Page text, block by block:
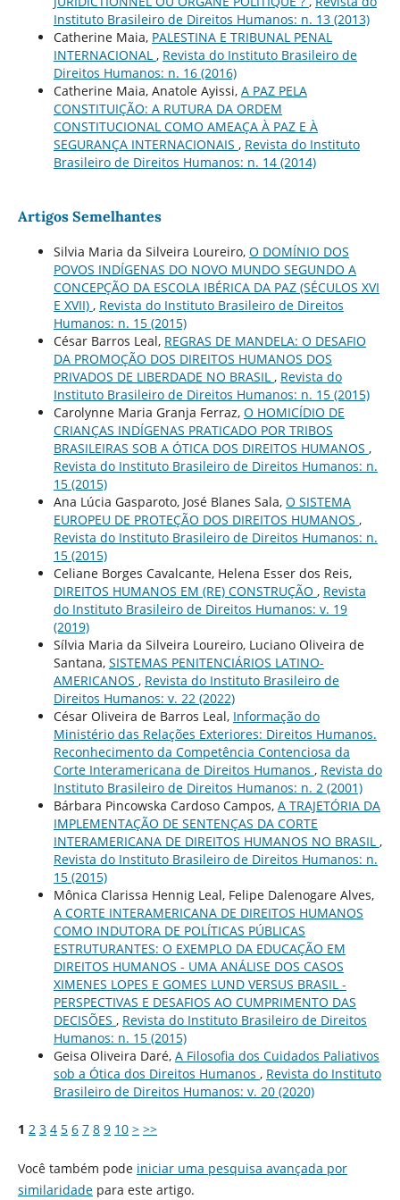
Instituto Brasileiro de Direitos Humanos: n. 13 (2013)
Catherine Maia, PALESTINA E TRIBUNAL PENAL
INTERNACIONAL , Revista do Instituto Brasileiro de
Direitos Humanos: n. 16 (2016)
Catherine Maia, Anatole Ayissi, A PAZ PELA
CONSTITUIÇÃO: A RUTURA DA ORDEM
CONSTITUCIONAL COMO AMEAÇA À PAZ E À
SEGURANÇA INTERNACIONAIS , Revista do Instituto
Brasileiro de Direitos Humanos: n. 14 (2014)
Artigos Semelhantes
Silvia Maria da Silveira Loureiro, O DOMÍNIO DOS
POVOS INDÍGENAS DO NOVO MUNDO SEGUNDO A
CONCEPÇÃO DA ESCOLA IBÉRICA DA PAZ (SÉCULOS XVI
E XVII) , Revista do Instituto Brasileiro de Direitos
Humanos: n. 15 (2015)
César Barros Leal, REGRAS DE MANDELA: O DESAFIO
DA PROMOÇÃO DOS DIREITOS HUMANOS DOS
PRIVADOS DE LIBERDADE NO BRASIL , Revista do
Instituto Brasileiro de Direitos Humanos: n. 15 (2015)
Carolynne Maria Granja Ferraz, O HOMICÍDIO DE
CRIANÇAS INDÍGENAS PRATICADO POR TRIBOS
BRASILEIRAS SOB A ÓTICA DOS DIREITOS HUMANOS ,
Revista do Instituto Brasileiro de Direitos Humanos: n.
15 (2015)
Ana Lúcia Gasparoto, José Blanes Sala, O SISTEMA
EUROPEU DE PROTEÇÃO DOS DIREITOS HUMANOS ,
Revista do Instituto Brasileiro de Direitos Humanos: n.
15 (2015)
Celiane Borges Cavalcante, Helena Esser dos Reis,
DIREITOS HUMANOS EM (RE) CONSTRUÇÃO , Revista
do Instituto Brasileiro de Direitos Humanos: v. 19
(2019)
Sílvia Maria da Silveira Loureiro, Luciano Oliveira de
Santana, SISTEMAS PENITENCIÁRIOS LATINO-
AMERICANOS , Revista do Instituto Brasileiro de
Direitos Humanos: v. 22 (2022)
César Oliveira de Barros Leal, Informação do
Ministério das Relações Exteriores: Direitos Humanos.
Reconhecimento da Competência Contenciosa da
Corte Interamericana de Direitos Humanos , Revista do
Instituto Brasileiro de Direitos Humanos: n. 2 (2001)
Bárbara Pincowska Cardoso Campos, A TRAJETÓRIA DA
IMPLEMENTAÇÃO DE SENTENÇAS DA CORTE
INTERAMERICANA DE DIREITOS HUMANOS NO BRASIL ,
Revista do Instituto Brasileiro de Direitos Humanos: n.
15 (2015)
Mônica Clarissa Hennig Leal, Felipe Dalenogare Alves,
A CORTE INTERAMERICANA DE DIREITOS HUMANOS
COMO INDUTORA DE POLÍTICAS PÚBLICAS
ESTRUTURANTES: O EXEMPLO DA EDUCAÇÃO EM
DIREITOS HUMANOS - UMA ANÁLISE DOS CASOS
XIMENES LOPES E GOMES LUND VERSUS BRASIL -
PERSPECTIVAS E DESAFIOS AO CUMPRIMENTO DAS
DECISÕES , Revista do Instituto Brasileiro de Direitos
Humanos: n. 15 (2015)
Geisa Oliveira Daré, A Filosofia dos Cuidados Paliativos
sob a Ótica dos Direitos Humanos , Revista do Instituto
Brasileiro de Direitos Humanos: v. 20 (2020)
1 2 3 4 5 6 7 8 9 10 > >>
Você também pode iniciar uma pesquisa avançada por
similaridadepara este artigo.